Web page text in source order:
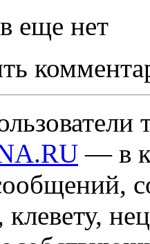
еще нет
— в